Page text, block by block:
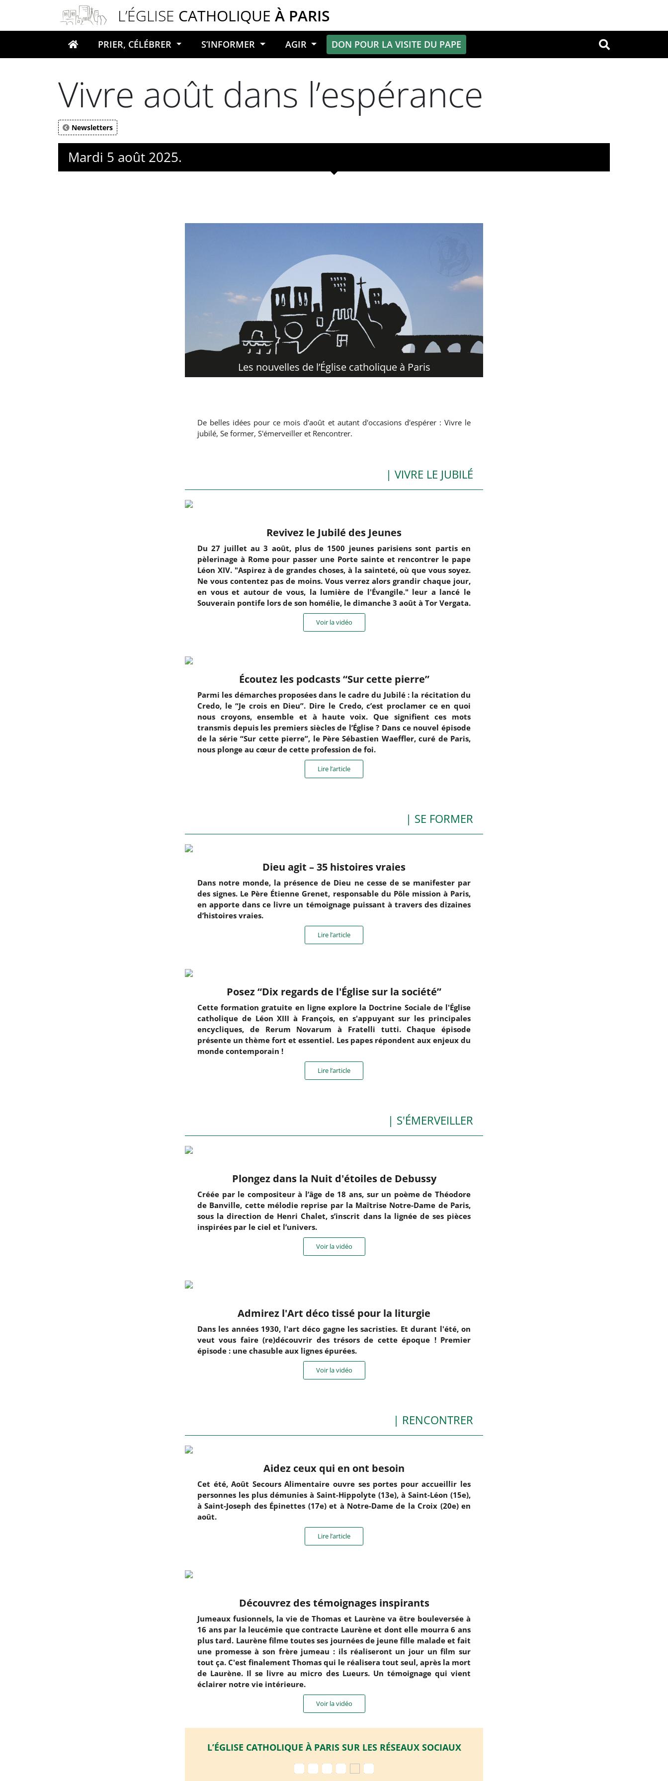
L’ÉGLISE CATHOLIQUE À PARIS
Votre recherche OK
PRIER, CÉLÉBRER S’INFORMER AGIR DON POUR LA VISITE DU PAPE
Vivre août dans l’espérance
Newsletters
Mardi 5 août 2025.
Les nouvelles de l’Église catholique à Paris
De belles idées pour ce mois d'août et autant d'occasions d'espérer : Vivre le
jubilé, Se former, S'émerveiller et Rencontrer.
| VIVRE LE JUBILÉ
Revivez le Jubilé des Jeunes
Du 27 juillet au 3 août, plus de 1500 jeunes parisiens sont partis en
pèlerinage à Rome pour passer une Porte sainte et rencontrer le pape
Léon XIV. "Aspirez à de grandes choses, à la sainteté, où que vous soyez.
Ne vous contentez pas de moins. Vous verrez alors grandir chaque jour,
en vous et autour de vous, la lumière de l'Évangile." leur a lancé le
Souverain pontife lors de son homélie, le dimanche 3 août à Tor Vergata.
Voir la vidéo
Écoutez les podcasts “Sur cette pierre”
Parmi les démarches proposées dans le cadre du Jubilé : la récitation du
Credo, le “Je crois en Dieu”. Dire le Credo, c’est proclamer ce en quoi
nous croyons, ensemble et à haute voix. Que signifient ces mots
transmis depuis les premiers siècles de l’Église ? Dans ce nouvel épisode
de la série “Sur cette pierre”, le Père Sébastien Waeffler, curé de Paris,
nous plonge au cœur de cette profession de foi.
Lire l’article
| SE FORMER
Dieu agit – 35 histoires vraies
Dans notre monde, la présence de Dieu ne cesse de se manifester par
des signes. Le Père Étienne Grenet, responsable du Pôle mission à Paris,
en apporte dans ce livre un témoignage puissant à travers des dizaines
d’histoires vraies.
Lire l’article
Posez “Dix regards de l'Église sur la société”
Cette formation gratuite en ligne explore la Doctrine Sociale de l'Église
catholique de Léon XIII à François, en s'appuyant sur les principales
encycliques, de Rerum Novarum à Fratelli tutti. Chaque épisode
présente un thème fort et essentiel. Les papes répondent aux enjeux du
monde contemporain !
Lire l’article
| S'ÉMERVEILLER
Plongez dans la Nuit d'étoiles de Debussy
Créée par le compositeur à l’âge de 18 ans, sur un poème de Théodore
de Banville, cette mélodie reprise par la Maîtrise Notre-Dame de Paris,
sous la direction de Henri Chalet, s’inscrit dans la lignée de ses pièces
inspirées par le ciel et l’univers.
Voir la vidéo
Admirez l'Art déco tissé pour la liturgie
Dans les années 1930, l'art déco gagne les sacristies. Et durant l'été, on
veut vous faire (re)découvrir des trésors de cette époque ! Premier
épisode : une chasuble aux lignes épurées.
Voir la vidéo
| RENCONTRER
Aidez ceux qui en ont besoin
Cet été, Août Secours Alimentaire ouvre ses portes pour accueillir les
personnes les plus démunies à Saint-Hippolyte (13e), à Saint-Léon (15e),
à Saint-Joseph des Épinettes (17e) et à Notre-Dame de la Croix (20e) en
août.
Lire l’article
Découvrez des témoignages inspirants
Jumeaux fusionnels, la vie de Thomas et Laurène va être bouleversée à
16 ans par la leucémie que contracte Laurène et dont elle mourra 6 ans
plus tard. Laurène filme toutes ses journées de jeune fille malade et fait
une promesse à son frère jumeau : ils réaliseront un jour un film sur
tout ça. C'est finalement Thomas qui le réalisera tout seul, après la mort
de Laurène. Il se livre au micro des Lueurs. Un témoignage qui vient
éclairer notre vie intérieure.
Voir la vidéo
L’ÉGLISE CATHOLIQUE À PARIS SUR LES RÉSEAUX SOCIAUX
Panneau de gestion des cookies